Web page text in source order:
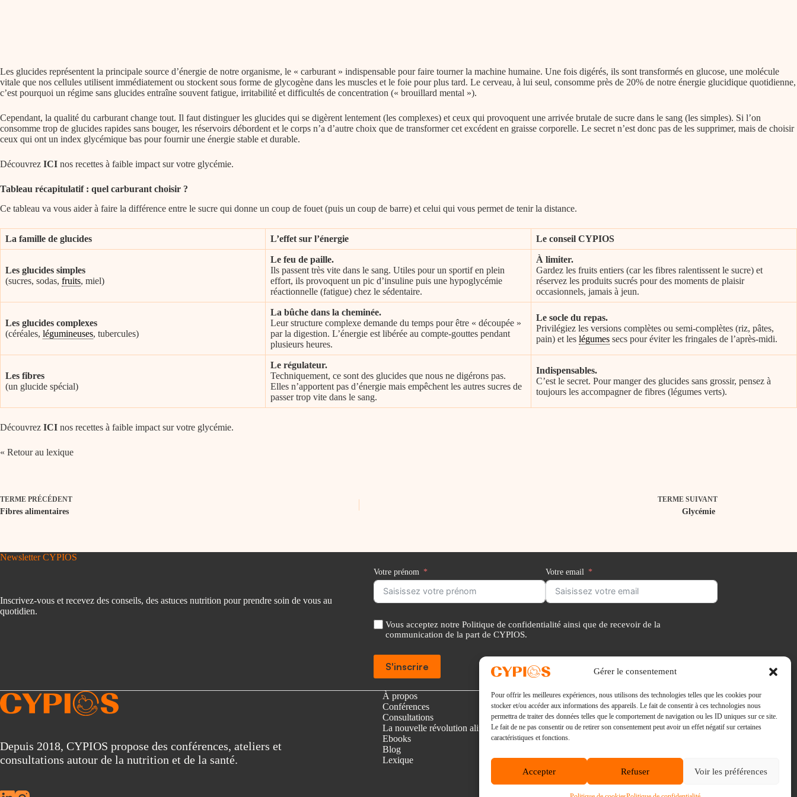
Gérer le consentement
Pour offrir les meilleures expériences, nous utilisons des technologies telles que les cookies pour
stocker et/ou accéder aux informations des appareils. Le fait de consentir à ces technologies nous
permettra de traiter des données telles que le comportement de navigation ou les ID uniques sur ce site.
Le fait de ne pas consentir ou de retirer son consentement peut avoir un effet négatif sur certaines
caractéristiques et fonctions.
Accepter Refuser Voir les préférences
Les glucides représentent la principale source d’énergie de notre organisme, le « carburant » indispensable pour faire tourner la machine humaine. Une fois digérés, ils sont transformés en glucose, une molécule
vitale que nos cellules utilisent immédiatement ou stockent sous forme de glycogène dans les muscles et le foie pour plus tard. Le cerveau, à lui seul, consomme près de 20% de notre énergie glucidique quotidienne,
c’est pourquoi un régime sans glucides entraîne souvent fatigue, irritabilité et difficultés de concentration (« brouillard mental »).
Cependant, la qualité du carburant change tout. Il faut distinguer les glucides qui se digèrent lentement (les complexes) et ceux qui provoquent une arrivée brutale de sucre dans le sang (les simples). Si l’on
consomme trop de glucides rapides sans bouger, les réservoirs débordent et le corps n’a d’autre choix que de transformer cet excédent en graisse corporelle. Le secret n’est donc pas de les supprimer, mais de choisir
ceux qui ont un index glycémique bas pour fournir une énergie stable et durable.
Découvrez ICI nos recettes à faible impact sur votre glycémie.
Tableau récapitulatif : quel carburant choisir ?
Ce tableau va vous aider à faire la différence entre le sucre qui donne un coup de fouet (puis un coup de barre) et celui qui vous permet de tenir la distance.
La famille de glucides L’effet sur l’énergie Le conseil CYPIOS
Les glucides simples
(sucres, sodas, fruits, miel)
Le feu de paille.
Ils passent très vite dans le sang. Utiles pour un sportif en plein
effort, ils provoquent un pic d’insuline puis une hypoglycémie
réactionnelle (fatigue) chez le sédentaire.
À limiter.
Gardez les fruits entiers (car les fibres ralentissent le sucre) et
réservez les produits sucrés pour des moments de plaisir
occasionnels, jamais à jeun.
Les glucides complexes
(céréales, légumineuses, tubercules)
La bûche dans la cheminée.
Leur structure complexe demande du temps pour être « découpée »
par la digestion. L’énergie est libérée au compte-gouttes pendant
plusieurs heures.
Le socle du repas.
Privilégiez les versions complètes ou semi-complètes (riz, pâtes,
pain) et les légumes secs pour éviter les fringales de l’après-midi.
Les fibres
(un glucide spécial)
Le régulateur.
Techniquement, ce sont des glucides que nous ne digérons pas.
Elles n’apportent pas d’énergie mais empêchent les autres sucres de
passer trop vite dans le sang.
Indispensables.
C’est le secret. Pour manger des glucides sans grossir, pensez à
toujours les accompagner de fibres (légumes verts).
Découvrez ICI nos recettes à faible impact sur votre glycémie.
« Retour au lexique
TERME PRÉCÉDENT
Fibres alimentaires
TERMESUIVANT
Glycémie
Newsletter CYPIOS
Inscrivez-vous et recevez des conseils, des astuces nutrition pour prendre soin de vous au
quotidien.
Votre prénom Votre email
Vous acceptez notre Politique de confidentialité ainsi que de recevoir de la
communication de la part de CYPIOS.
S'inscrire
Depuis 2018, CYPIOS propose des conférences, ateliers et
consultations autour de la nutrition et de la santé.
À propos
Conférences
Consultations
La nouvelle révolution alimentaire
Ebooks
Blog
Lexique
E-mail :
via notre formulaire de contact
Consultations :
96 avenue Kleber 75116 Paris